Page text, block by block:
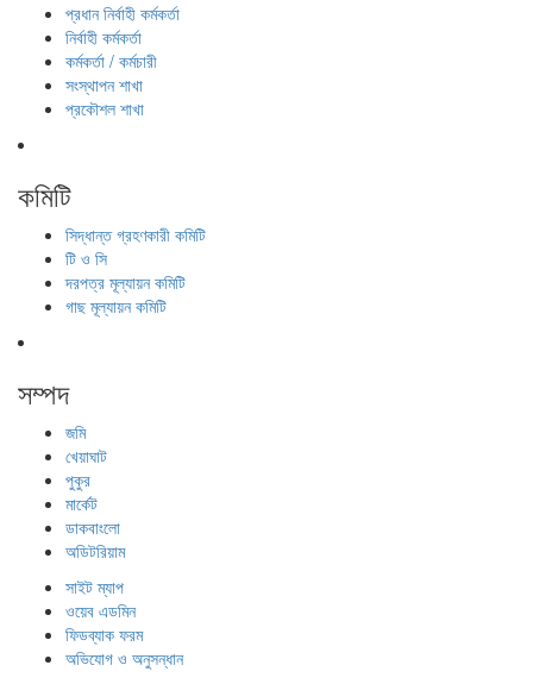
প্রধান নির্বাহী কর্মকর্তা
নির্বাহী কর্মকর্তা
কর্মকর্তা / কর্মচারী
সংস্থাপন শাখা
প্রকৌশল শাখা
কমিটি
সিদ্ধান্ত গ্রহণকারী কমিটি
টি ও সি
দরপত্র মূল্যায়ন কমিটি
গাছ মূল্যায়ন কমিটি
সম্পদ
জমি
খেয়াঘাট
পুকুর
মার্কেট
ডাকবাংলো
অডিটরিয়াম
সাইট ম্যাপ
ওয়েব এডমিন
ফিডব্যাক ফরম
অভিযোগ ও অনুসন্ধান